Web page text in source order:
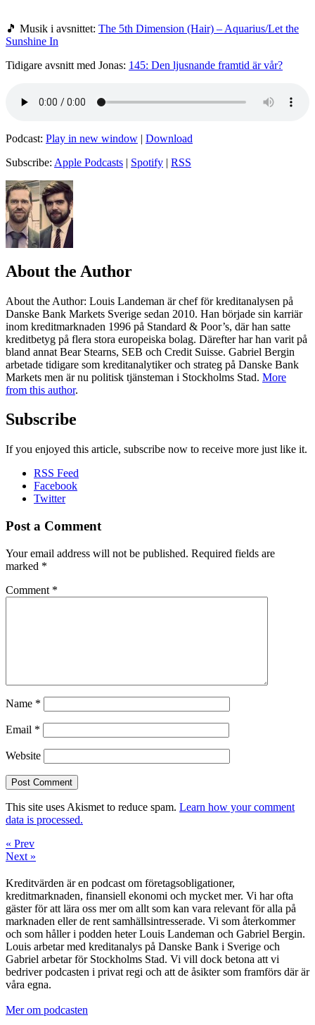
🎵 Musik i avsnittet: The 5th Dimension (Hair) – Aquarius/Let the
Sunshine In
Tidigare avsnitt med Jonas: 145: Den ljusnande framtid är vår?
Podcast: Play in new window | Download
Subscribe: Apple Podcasts | Spotify | RSS
About the Author
About the Author: Louis Landeman är chef för kreditanalysen på
Danske Bank Markets Sverige sedan 2010. Han började sin karriär
inom kreditmarknaden 1996 på Standard & Poor’s, där han satte
kreditbetyg på flera stora europeiska bolag. Därefter har han varit på
bland annat Bear Stearns, SEB och Credit Suisse. Gabriel Bergin
arbetade tidigare som kreditanalytiker och strateg på Danske Bank
Markets men är nu politisk tjänsteman i Stockholms Stad. More
from this author.
Subscribe
If you enjoyed this article, subscribe now to receive more just like it.
RSS Feed
Facebook
Twitter
Post a Comment
Your email address will not be published. Required fields are
marked *
Comment *
Name *
Email *
Website
This site uses Akismet to reduce spam. Learn how your comment
data is processed.
« Prev
Next »
Kreditvärden är en podcast om företagsobligationer,
kreditmarknaden, finansiell ekonomi och mycket mer. Vi har ofta
gäster för att lära oss mer om allt som kan vara relevant för alla på
marknaden eller de rent samhällsintresserade. Vi som återkommer
och som håller i podden heter Louis Landeman och Gabriel Bergin.
Louis arbetar med kreditanalys på Danske Bank i Sverige och
Gabriel arbetar för Stockholms Stad. Vi vill dock betona att vi
bedriver podcasten i privat regi och att de åsikter som framförs där är
våra egna.
Mer om podcasten